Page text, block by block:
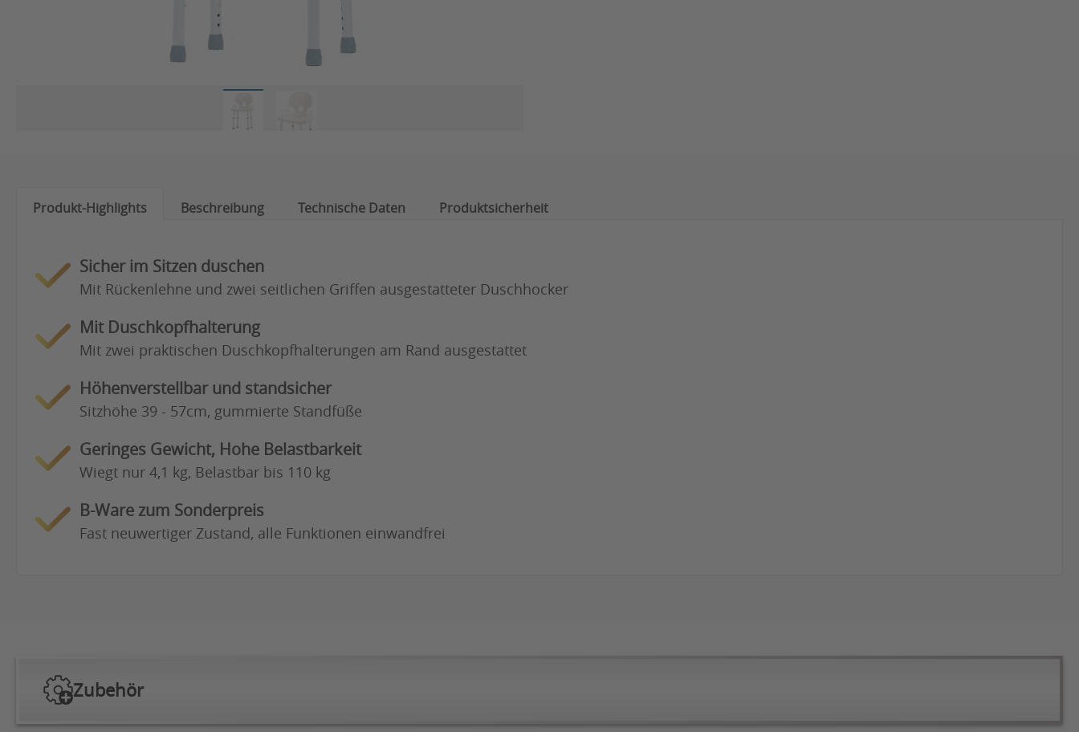
Produkt-Highlights
Sicher im Sitzen duschen
Mit Rückenlehne und zwei seitlichen Griffen ausgestatteter Duschhocker
Mit Duschkopfhalterung
Mit zwei praktischen Duschkopfhalterungen am Rand ausgestattet
Höhenverstellbar und standsicher
Sitzhöhe 39 - 57cm, gummierte Standfüße
Geringes Gewicht, Hohe Belastbarkeit
Wiegt nur 4,1 kg, Belastbar bis 110 kg
B-Ware zum Sonderpreis
Fast neuwertiger Zustand, alle Funktionen einwandfrei
Beschreibung Technische Daten Produktsicherheit
Zubehör